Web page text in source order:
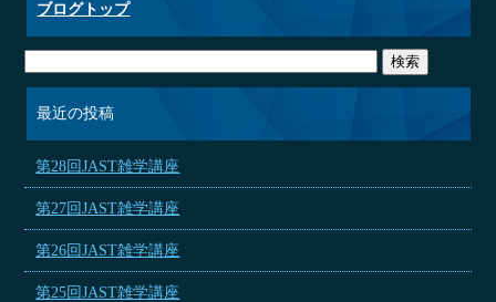
ブログトップ
最近の投稿
第28回JAST雑学講座
第27回JAST雑学講座
第26回JAST雑学講座
第25回JAST雑学講座